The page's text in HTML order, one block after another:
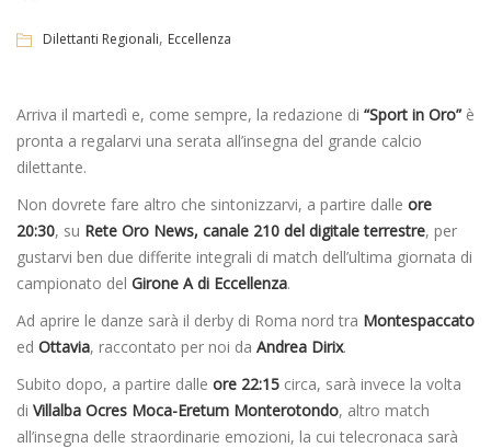
Dilettanti Regionali, Eccellenza
Arriva il martedì e, come sempre, la redazione di “Sport in Oro” è
pronta a regalarvi una serata all’insegna del grande calcio
dilettante.
Non dovrete fare altro che sintonizzarvi, a partire dalle ore
20:30, su Rete Oro News, canale 210 del digitale terrestre, per
gustarvi ben due differite integrali di match dell’ultima giornata di
campionato del Girone A di Eccellenza.
Ad aprire le danze sarà il derby di Roma nord tra Montespaccato
ed Ottavia, raccontato per noi da Andrea Dirix.
Subito dopo, a partire dalle ore 22:15 circa, sarà invece la volta
di Villalba Ocres Moca-Eretum Monterotondo, altro match
all’insegna delle straordinarie emozioni, la cui telecronaca sarà